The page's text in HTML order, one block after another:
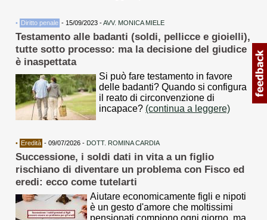
• Diritto penale - 15/09/2023 -AVV. MONICA MIELE
Testamento alle badanti (soldi, pellicce e gioielli),
tutte sotto processo: ma la decisione del giudice
è inaspettata
Si può fare testamento in favore
delle badanti? Quando si configura
il reato di circonvenzione di
incapace? (continua a leggere)
• Eredità - 09/07/2026 - DOTT. ROMINA CARDIA
Successione, i soldi dati in vita a un figlio
rischiano di diventare un problema con Fisco ed
eredi: ecco come tutelarti
Aiutare economicamente figli e nipoti
è un gesto d'amore che moltissimi
pensionati compiono ogni giorno, ma